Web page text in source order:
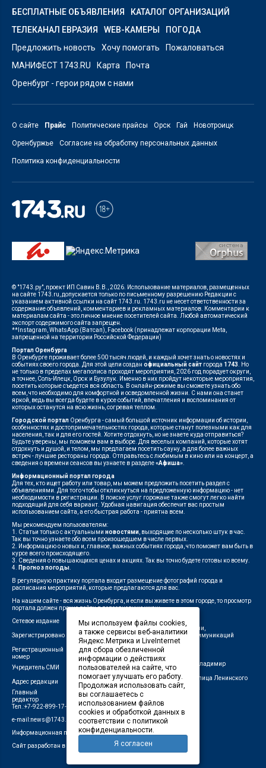
БЕСПЛАТНЫЕ ОБЪЯВЛЕНИЯ
КАТАЛОГ ОРГАНИЗАЦИЙ
ТЕЛЕКАНАЛ ЕВРАЗИЯ
WEB-КАМЕРЫ
ПОГОДА
Предложить новость
Хочу помогать
Пожаловаться
МАНИФЕСТ 1743.RU
Карта
Почта
Оренбург - герои рядом с нами
О сайте Прайс Политические прайсы Орск Гай Новотроицк
Оренбуржье Согласие на обработку персональных данных
Политика конфиденциальности
© "1743.ру", проект ИП Савин В.В., 2026. Использование материалов, размещенных
на сайте 1743.ru, допускается только по письменному разрешению Редакции с
указанием активной ссылки на сайт 1743.ru. 1743.ru не несет ответственности за
содержание объявлений, комментариев и рекламных материалов. Комментарии к
материалам сайта - это личное мнение посетителей сайта. Любой автоматический
экспорт содержимого сайта запрещен.
**Instagram, WhatsApp (Ватсап), Facebook (принадлежат корпорации Meta,
запрещенной на территории Российской Федерации)
Портал Оренбурга
В Оренбурге проживает более 500 тысяч людей, и каждый хочет знать о новостях и
событиях своего города. Для этой цели создан официальный сайт города 1743 . Но
не только в пределах мегаполиса проходят мероприятия, 2026 год порадует округи,
а точнее, Соль-Илецк, Орск и Бузулук. Именно в них пройдут некоторые мероприятия,
посетить которые съедется вся область. В онлайн-режиме вы сможете узнать обо
всем, что необходимо для комфортной и осведомленной жизни. С нами она станет
яркой, ведь вы всегда будете в курсе событий, впечатления и воспоминания от
которых останутся на всю жизнь, согревая теплом.
Городской портал Оренбурга - самый большой источник информации об истории,
особенностях и достопримечательностях города, которые станут полезными как для
населения, так и для его гостей. Хотите отдохнуть, но не знаете куда отправиться?
Будьте уверены, мы поможем вам в выборе. Для веселых компаний, которые хотят
отдохнуть и душой, и телом, мы предлагаем посетить сауну, а для более важных
встреч - лучшие рестораны города. Отправьтесь с любимым в кино или на концерт, а
сведения о времени сеансов вы узнаете в разделе«Афиша»
Информационный портал города
Для тех, кто ищет работу или товар, мы можем предложить посетить раздел с
объявлениями. Для того чтобы откликнуться на предложенную информацию - нет
необходимости в регистрации. В поиске услуг горожане также смогут легко найти
подходящий для себя вариант. Удобная навигация обеспечит вас простым
использованием сайта, а его быстрая работа - приятна всем.
Мы рекомендуем пользователям:
1. Статьи только с актуальными новостями , выходящие по несколько штук в час.
Так вы точно узнаете обо всем произошедшем в числе первых.
2. Информацию о новых и, главное, важных событиях города, что поможет вам быть в
курсе всего происходящего.
3. Сведения о повышающихся ценах и акциях. Так вы точно будете готовы ко всему.
4.
Прогноз погоды
В регулярную практику портала входит размещение фотографий города и
расписания мероприятий, которые предлагаются для вас.
На нашем сайте - вся жизнь Оренбурга, и если вы живете в этом городе, то просмотр
портала должен прочно войти в повседневную жизнь.
Сетевое издание
"1743"
Зарегистрировано
Федеральной службой по надзору в сфере связи,
информационных технологий и массовых коммуникаций
(Роскомнадзор)
Регистрационный
номер
ЭЛ № ФС 77-75960 от 19.06.2019 г.
Учредитель СМИ
Индивидуальный предприниматель Савин Владимир
Валерьевич
Адрес редакции
462411, Оренбургская область, город Орск, улица Ленинского
Комсомола, д. 4-Б
Главный
редактор
Лещенко П.А.
Тел.:+7-922-899-17-43
e-mail:news@1743.ru
Информационная продукция СМИ — 18+ (запрещено для детей)
Сайт разработан в студии Маркер
Мы используем файлы cookies,
а также сервисы веб-аналитики
Яндекс.Метрика и LiveInternet
для сбора обезличенной
информации о действиях
пользователей на сайте, что
помогает улучшать его работу.
Продолжая использовать сайт,
вы соглашаетесь с
использованием файлов
cookies и обработкой данных в
соответствии с политикой
конфиденциальности.
Я согласен